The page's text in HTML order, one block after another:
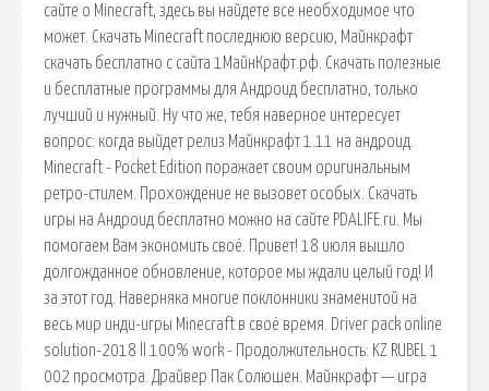
сайте о Minecraft, здесь вы найдете все необходимое что
может. Скачать Minecraft последнюю версию, Майнкрафт
скачать бесплатно с сайта 1МайнКрафт.рф. Скачать полезные
и бесплатные программы для Андроид бесплатно, только
лучший и нужный. Ну что же, тебя наверное интересует
вопрос: когда выйдет релиз Майнкрафт 1.11 на андроид.
Minecraft - Pocket Edition поражает своим оригинальным
ретро-стилем. Прохождение не вызовет особых. Скачать
игры на Андроид бесплатно можно на сайте PDALIFE.ru. Мы
помогаем Вам экономить своё. Привет! 18 июля вышло
долгожданное обновление, которое мы ждали целый год! И
за этот год. Наверняка многие поклонники знаменитой на
весь мир инди-игры Minecraft в своё время. Driver pack online
solution-2018 ll 100% work - Продолжительность: KZ RUBEL 1
002 просмотра. Драйвер Пак Солюшен. Майнкрафт — игра